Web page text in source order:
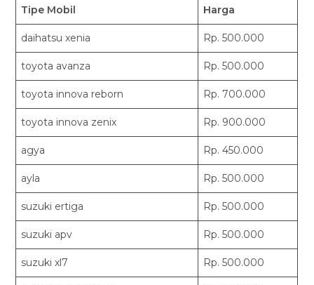
Tipe Mobil Harga
daihatsu xenia Rp. 500.000
toyota avanza Rp. 500.000
toyota innova reborn Rp. 700.000
toyota innova zenix Rp. 900.000
agya Rp. 450.000
ayla Rp. 500.000
suzuki ertiga Rp. 500.000
suzuki apv Rp. 500.000
suzuki xl7 Rp. 500.000